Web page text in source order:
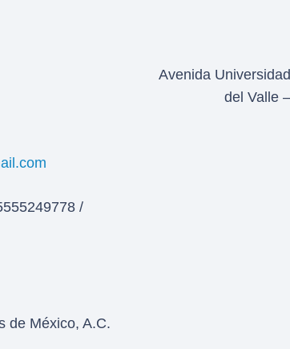
/
Avenida
del Valle
de México, A.C.